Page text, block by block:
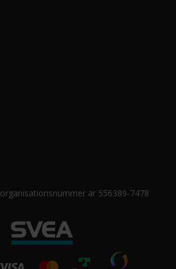
är 556389-7478